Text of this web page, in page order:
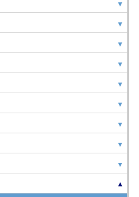
▼
▼
▼
▼
▼
▼
▼
▼
▼
▼